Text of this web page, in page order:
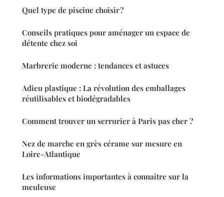
Quel type de piscine choisir ?
Conseils pratiques pour aménager un espace de
détente chez soi
Marbrerie moderne : tendances et astuces
Adieu plastique : La révolution des emballages
réutilisables et biodégradables
Comment trouver un serrurier à Paris pas cher ?
Nez de marche en grès cérame sur mesure en
Loire-Atlantique
Les informations importantes à connaître sur la
meuleuse